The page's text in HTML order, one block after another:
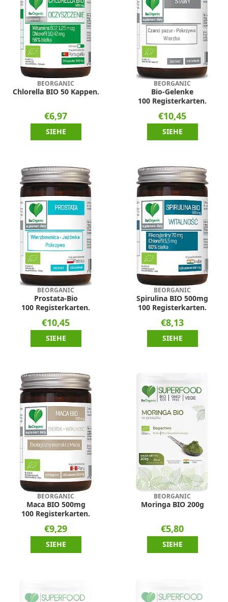
BEORGANIC
Chlorella BIO 50 Kappen.
€6,97
SIEHE
BEORGANIC
Bio-Gelenke
100 Registerkarten.
€10,45
SIEHE
BEORGANIC
Prostata-Bio
100 Registerkarten.
€10,45
SIEHE
BEORGANIC
Spirulina BIO 500mg
100 Registerkarten.
€8,13
SIEHE
BEORGANIC
Maca BIO 500mg
100 Registerkarten.
€9,29
SIEHE
BEORGANIC
Moringa BIO 200g
€5,80
SIEHE